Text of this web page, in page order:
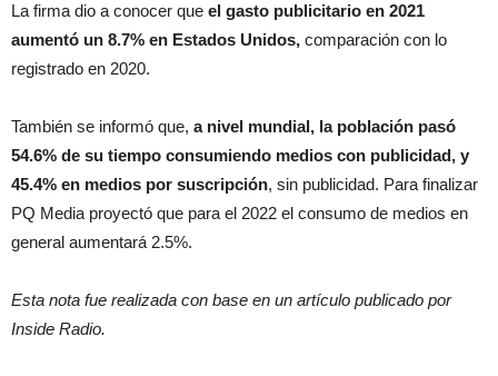
La firma dio a conocer que el gasto publicitario en 2021
aumentó un 8.7% en Estados Unidos, comparación con lo
registrado en 2020.
También se informó que, a nivel mundial, la población pasó
54.6% de su tiempo consumiendo medios con publicidad, y
45.4% en medios por suscripción, sin publicidad. Para finalizar
PQ Media proyectó que para el 2022 el consumo de medios en
general aumentará 2.5%.
Esta nota fue realizada con base en un artículo publicado por
Inside Radio.